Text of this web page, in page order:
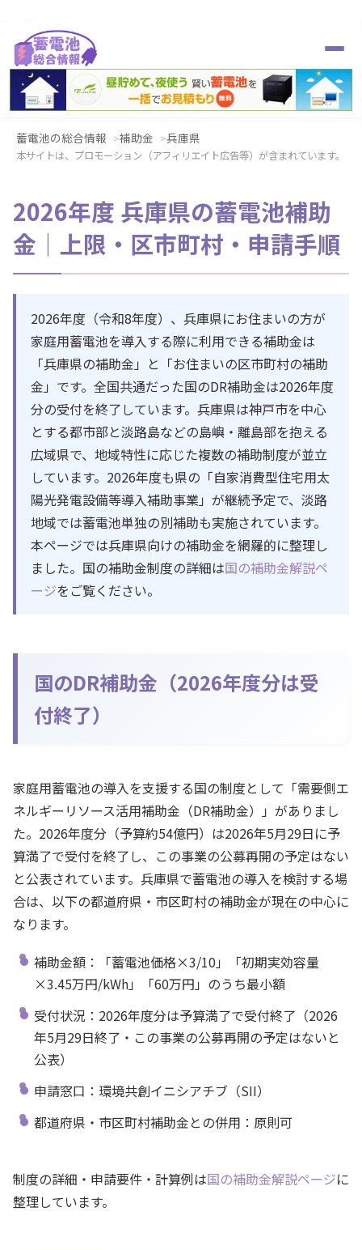
蓄電池の総合情報 補助金 兵庫県
本サイトは、プロモーション（アフィリエイト広告等）が含まれています。
2026年度 兵庫県の蓄電池補助
金｜上限・区市町村・申請手順
2026年度（令和8年度）、兵庫県にお住まいの方が
家庭用蓄電池を導入する際に利用できる補助金は
「兵庫県の補助金」と「お住まいの区市町村の補助
金」です。全国共通だった国のDR補助金は2026年度
分の受付を終了しています。兵庫県は神戸市を中心
とする都市部と淡路島などの島嶼・離島部を抱える
広域県で、地域特性に応じた複数の補助制度が並立
しています。2026年度も県の「自家消費型住宅用太
陽光発電設備等導入補助事業」が継続予定で、淡路
地域では蓄電池単独の別補助も実施されています。
本ページでは兵庫県向けの補助金を網羅的に整理し
ました。国の補助金制度の詳細は国の補助金解説ペ
ージをご覧ください。
国のDR補助金（2026年度分は受
付終了）
家庭用蓄電池の導入を支援する国の制度として「需要側エ
ネルギーリソース活用補助金（DR補助金）」がありまし
た。2026年度分（予算約54億円）は2026年5月29日に予
算満了で受付を終了し、この事業の公募再開の予定はない
と公表されています。兵庫県で蓄電池の導入を検討する場
合は、以下の都道府県・市区町村の補助金が現在の中心に
なります。
補助金額：「蓄電池価格×3/10」「初期実効容量
×3.45万円/kWh」「60万円」のうち最小額
受付状況：2026年度分は予算満了で受付終了（2026
年5月29日終了・この事業の公募再開の予定はないと
公表）
申請窓口：環境共創イニシアチブ（SII）
都道府県・市区町村補助金との併用：原則可
制度の詳細・申請要件・計算例は国の補助金解説ページに
整理しています。